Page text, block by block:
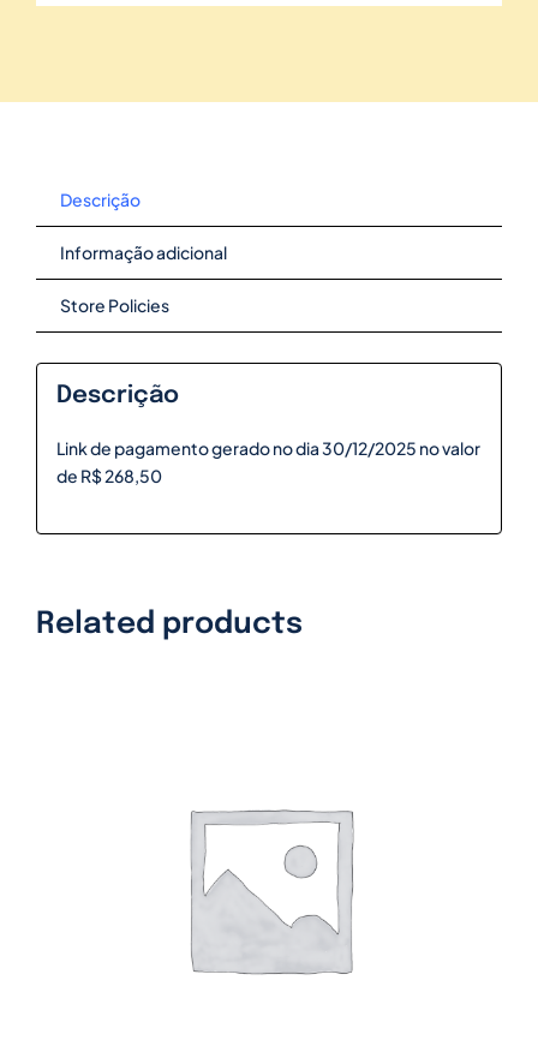
Descrição
Informação adicional
Store Policies
Descrição
Link de pagamento gerado no dia 30/12/2025 no valor
de R$ 268,50
Related products